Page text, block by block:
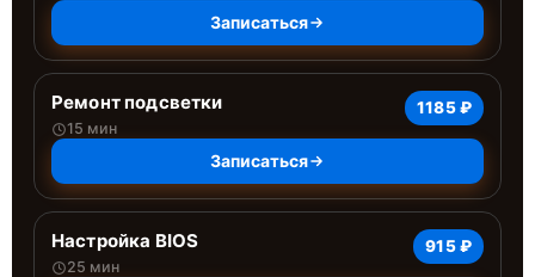
Записаться
Ремонт подсветки
15 мин
1185 ₽
Записаться
Настройка BIOS
25 мин
915 ₽